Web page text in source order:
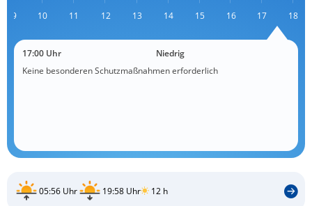
09 10 11 12 13 14 15 16 17 18
17:00 Uhr
Niedrig
Keine besonderen Schutzmaßnahmen erforderlich
05:56 Uhr 19:58 Uhr 12 h